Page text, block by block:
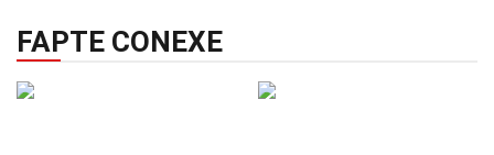
FAPTE CONEXE